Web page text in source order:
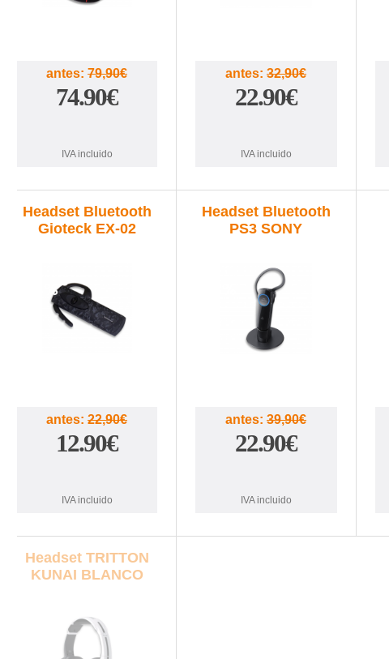
antes:79,90€
74.90€
IVA incluido
antes:32,90€
22.90€
IVA incluido
44%
Headset Bluetooth
Gioteck EX-02
antes:22,90€
12.90€
IVA incluido
Headset Bluetooth
PS3 SONY
antes:39,90€
22.90€
IVA incluido
Headset TRITTON
KUNAI BLANCO